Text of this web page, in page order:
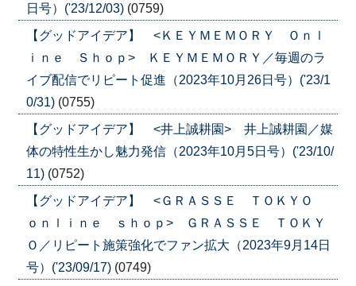
日号）('23/12/03) (0759)
【グッドアイデア】 <ＫＥＹＭＥＭＯＲＹ Ｏｎｌ
ｉｎｅ Ｓｈｏｐ> ＫＥＹＭＥＭＯＲＹ／毎週のラ
イブ配信でリピート促進（2023年10月26日号）('23/1
0/31) (0755)
【グッドアイデア】 <井上誠耕園> 井上誠耕園／媒
体の特性生かし魅力発信（2023年10月5日号）('23/10/
11) (0752)
【グッドアイデア】 <ＧＲＡＳＳＥ ＴＯＫＹＯ
ｏｎｌｉｎｅ ｓｈｏｐ> ＧＲＡＳＳＥ ＴＯＫＹ
Ｏ／リピート施策強化でファン拡大（2023年9月14日
号）('23/09/17) (0749)